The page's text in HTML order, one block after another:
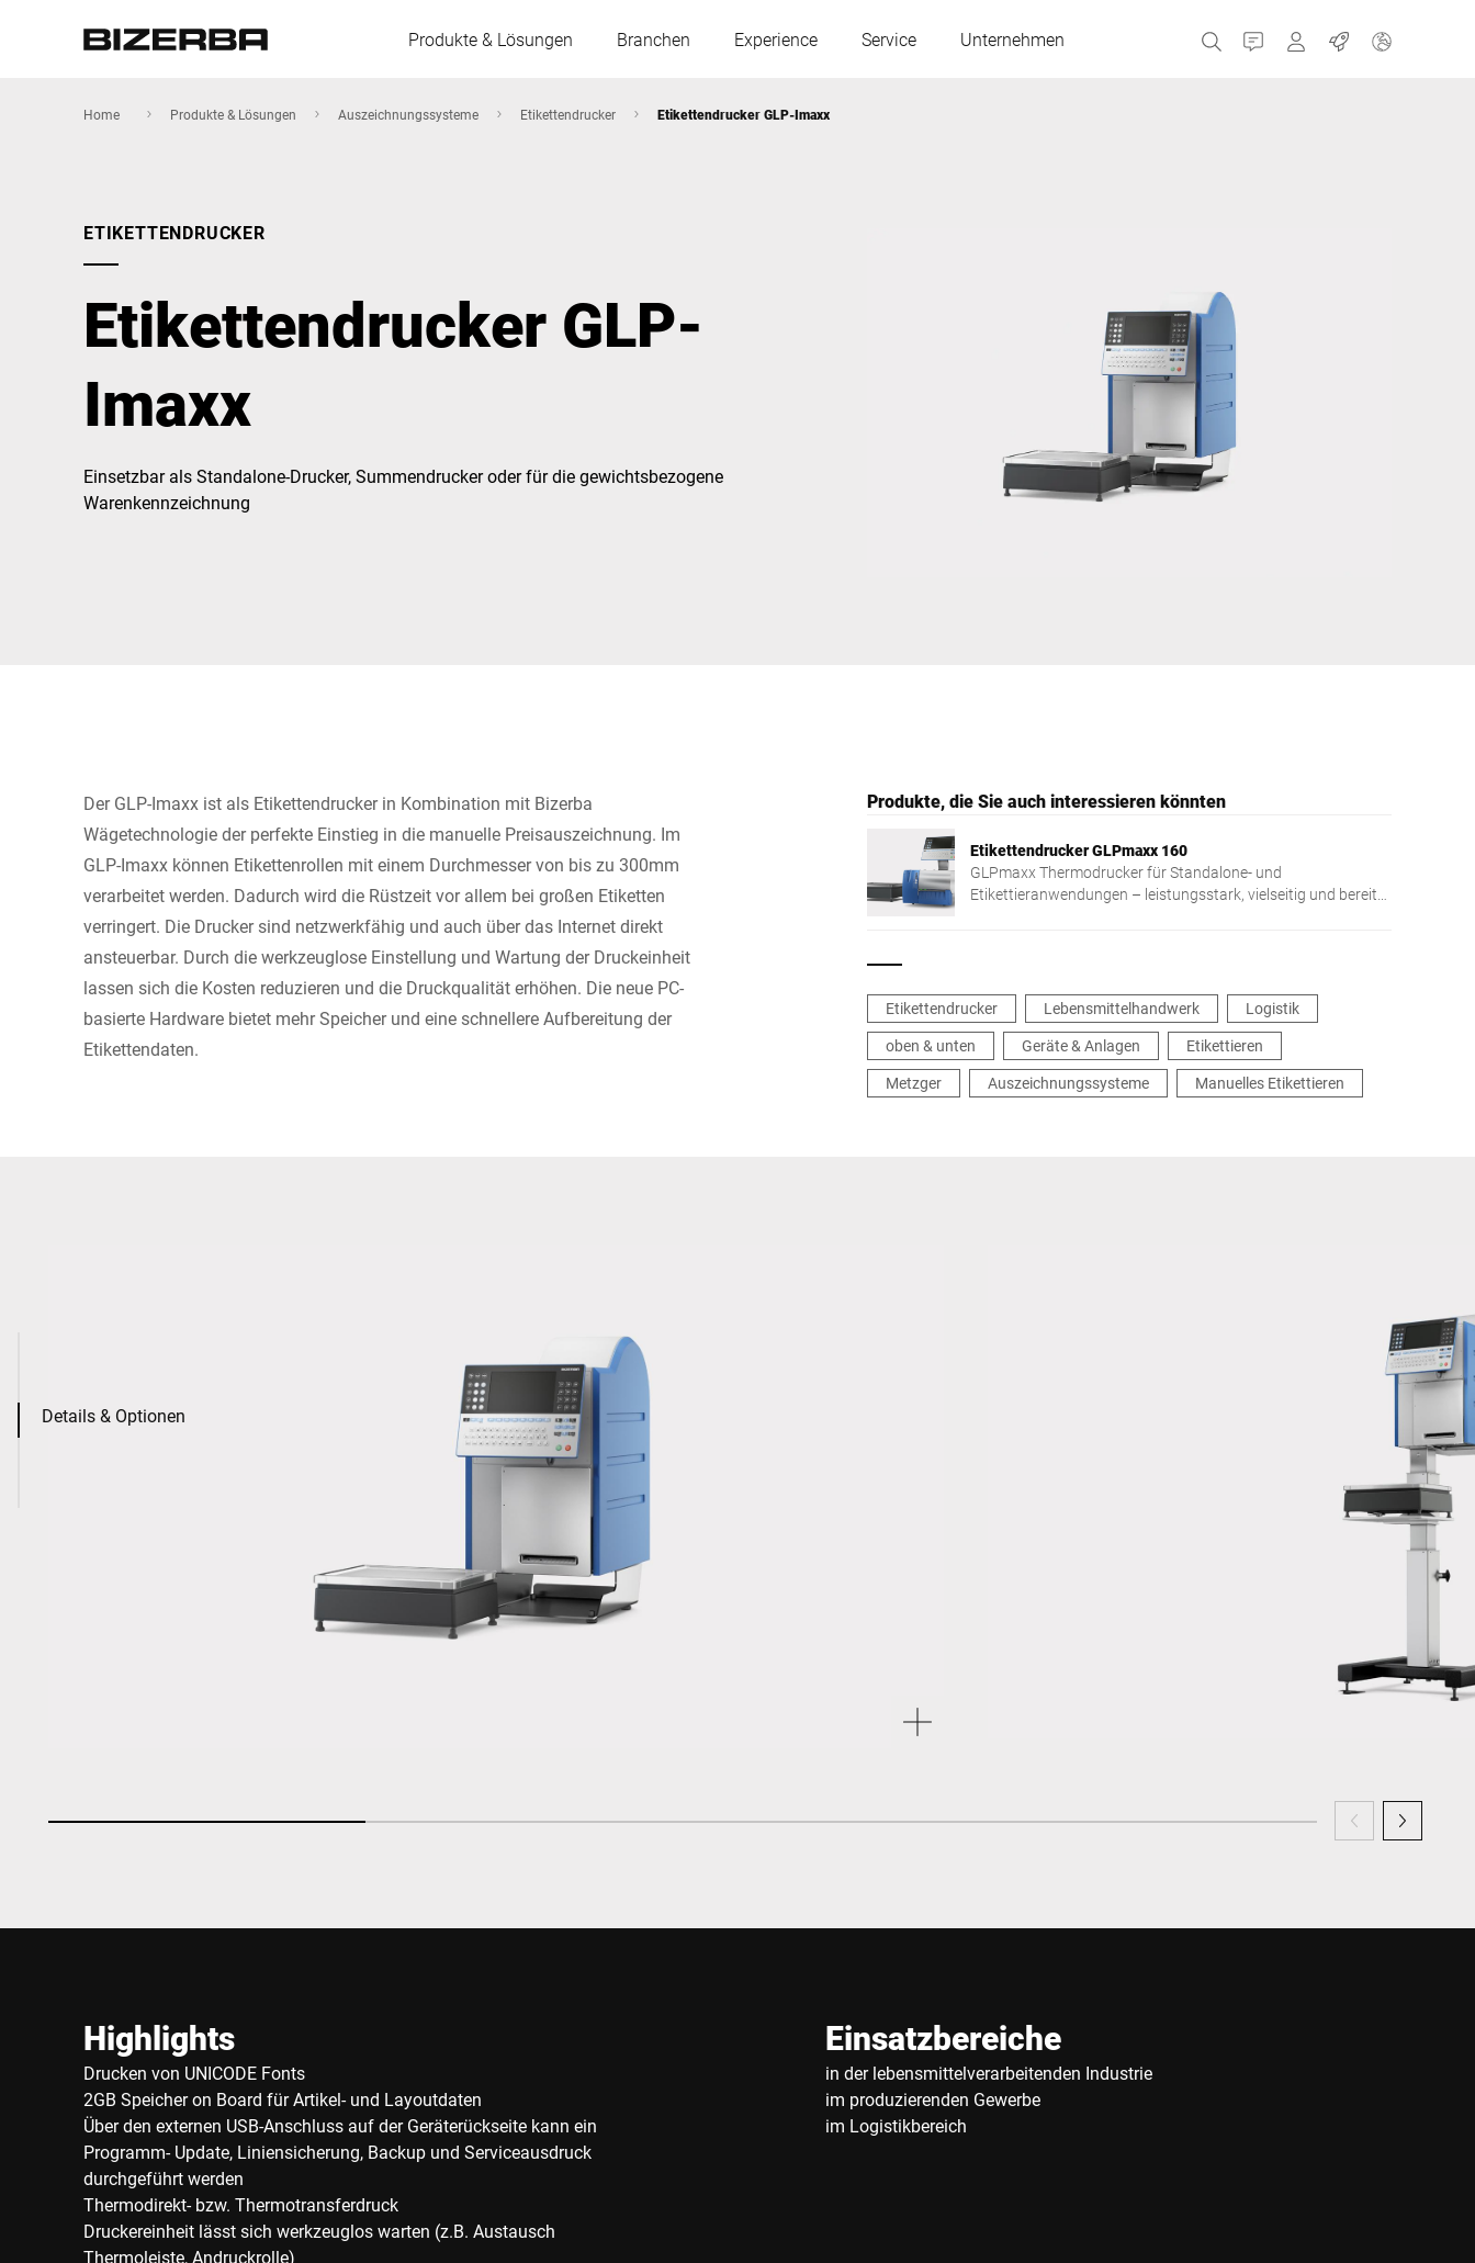
Produkte & Lösungen Branchen Experience Service Unternehmen Kontakt Portale Jobs
Ungarn Niederlande
Spanien
Amerika
Asien
Australien
Afrika
Home Produkte & Lösungen Auszeichnungssysteme Etikettendrucker Etikettendrucker GLP-Imaxx
ETIKETTENDRUCKER
Etikettendrucker GLP-
Imaxx
Einsetzbar als Standalone-Drucker, Summendrucker oder für die gewichtsbezogene
Warenkennzeichnung
Der GLP-Imaxx ist als Etikettendrucker in Kombination mit Bizerba
Wägetechnologie der perfekte Einstieg in die manuelle Preisauszeichnung. Im
GLP-Imaxx können Etikettenrollen mit einem Durchmesser von bis zu 300mm
verarbeitet werden. Dadurch wird die Rüstzeit vor allem bei großen Etiketten
verringert. Die Drucker sind netzwerkfähig und auch über das Internet direkt
ansteuerbar. Durch die werkzeuglose Einstellung und Wartung der Druckeinheit
lassen sich die Kosten reduzieren und die Druckqualität erhöhen. Die neue PC-
basierte Hardware bietet mehr Speicher und eine schnellere Aufbereitung der
Etikettendaten.
Produkte, die Sie auch interessieren könnten
Etikettendrucker GLPmaxx 160
GLPmaxx Thermodrucker für Standalone- und
Etikettieranwendungen – leistungsstark, vielseitig und bereit
Etikettendrucker Lebensmittelhandwerk
Logistik
oben & unten
Geräte & Anlagen
Etikettieren
Metzger
Auszeichnungssysteme Manuelles Etikettieren
Details & Optionen
Highlights
Drucken von UNICODE Fonts
2GB Speicher on Board für Artikel- und Layoutdaten
Über den externen USB-Anschluss auf der Geräterückseite kann ein
Programm- Update, Liniensicherung, Backup und Serviceausdruck
durchgeführt werden
Thermodirekt- bzw. Thermotransferdruck
Druckereinheit lässt sich werkzeuglos warten (z.B. Austausch
Thermoleiste, Andruckrolle)
Einsatzbereiche
in der lebensmittelverarbeitenden Industrie
im produzierenden Gewerbe
im Logistikbereich